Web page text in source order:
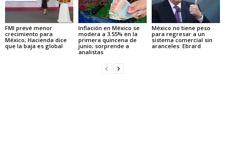
FMI prevé menor
crecimiento para
México; Hacienda dice
que la baja es global
Inflación en México se
modera a 3.55% en la
primera quincena de
junio; sorprende a
analistas
México no tiene peso
para regresar a un
sistema comercial sin
aranceles: Ebrard